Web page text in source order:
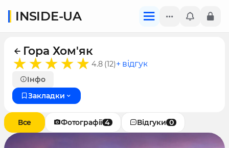
INSIDE-UA
Гора Хом'як
4.8 (12)+ відгук
Інфо
Закладки
Все Фотографії 4 Відгуки 0